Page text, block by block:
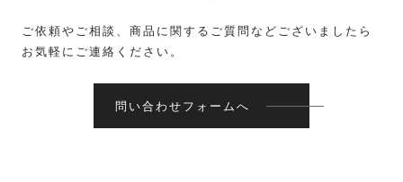
ご依頼やご相談、商品に関するご質問などございましたら
お気軽にご連絡ください。
問い合わせフォームへ